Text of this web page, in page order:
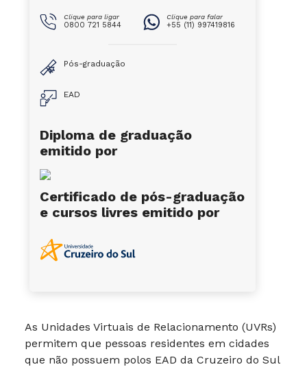
As Unidades Virtuais de Relacionamento (UVRs)
permitem que pessoas residentes em cidades
que não possuem polos EAD da Cruzeiro do Sul
Clique para ligar
0800 721 5844
Clique para falar
+55 (11) 997419816
Pós-graduação
EAD
Diploma de graduação
emitido por
Certificado de pós-graduação
e cursos livres emitido por